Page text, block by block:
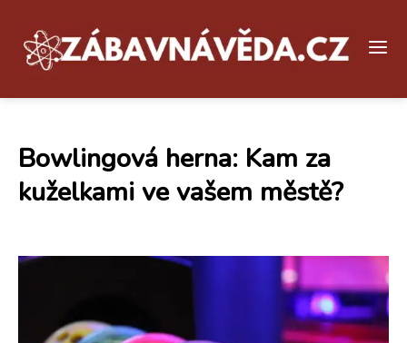
Bowlingová herna: Kam za
kuželkami ve vašem městě?